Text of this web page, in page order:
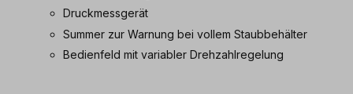
Druckmessgerät
Summer zur Warnung bei vollem Staubbehälter
Bedienfeld mit variabler Drehzahlregelung